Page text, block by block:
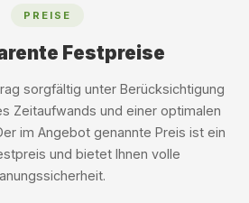
PREISE
Festpreise
sorgfältig unter Berücksichtigung
Zeitaufwands und einer optimalen
im Angebot genannte Preis ist ein
und bietet Ihnen volle